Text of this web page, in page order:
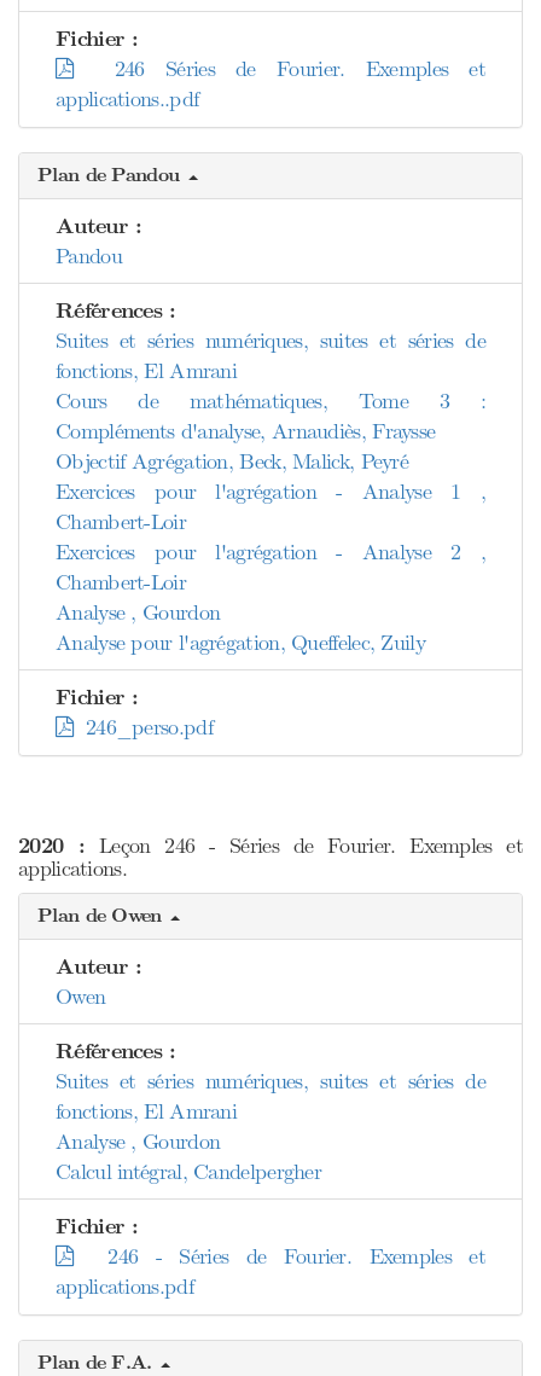
Fichier :
246 Séries de Fourier. Exemples et
applications..pdf
Plan de Pandou
Auteur :
Pandou
Références :
Suites et séries numériques, suites et séries de
fonctions, El Amrani
Cours de mathématiques, Tome 3 :
Compléments d'analyse, Arnaudiès, Fraysse
Objectif Agrégation, Beck, Malick, Peyré
Exercices pour l'agrégation - Analyse 1 ,
Chambert-Loir
Exercices pour l'agrégation - Analyse 2 ,
Chambert-Loir
Analyse , Gourdon
Analyse pour l'agrégation, Queffelec, Zuily
Fichier :
246_perso.pdf
2020 : Leçon 246 - Séries de Fourier. Exemples et
applications.
Plan de Owen
Auteur :
Owen
Références :
Suites et séries numériques, suites et séries de
fonctions, El Amrani
Analyse , Gourdon
Calcul intégral, Candelpergher
Fichier :
246 - Séries de Fourier. Exemples et
applications.pdf
Plan de F.A.